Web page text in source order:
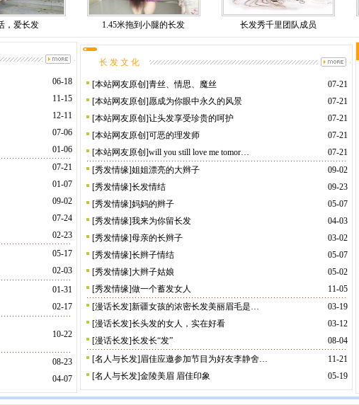
，爱长发 1.45米拖到小腿的长发 长发秀千里团队成员
06-18
11-15
12-11
07-06
01-06
07-21
01-07
09-02
07-24
02-23
05-17
02-03
01-31
02-17
10-22
08-23
04-07
长 发 文 化
[本站网友原创 ]青丝、情思、魔丝
07-21
[本站网友原创 ]愿成为你眼中永久的风景
07-21
[本站网友原创 ]让头发享受珍贵的呵护
07-21
[本站网友原创 ]可恶的理发师
07-21
[本站网友原创 ]will you still love me tomor…
07-21
[秀发情缘]姐姐漂亮的大辫子
09-02
[秀发情缘]长发情结
09-23
[秀发情缘]妈妈的辫子
05-07
[秀发情缘]我来为你留长发
04-03
[秀发情缘]母亲的长辫子
03-02
[秀发情缘]长辫子情结
05-07
[秀发情缘]大辫子姑娘
05-02
[秀发情缘]做一个蓄发女人
11-05
[漫话长发]新疆女孩的浓密长发美丽眉毛是…
03-19
[漫话长发]长头发的女人，实在好看
03-12
[漫话长发]长发长“发”
08-04
[名人与长发]眉佳应邀参加节目为好友李静舍…
11-21
[名人与长发]金陵美眉 眉佳印象 05-19